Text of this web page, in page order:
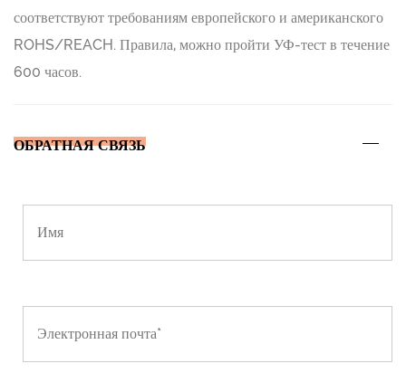
соответствуют требованиям европейского и американского
ROHS/REACH. Правила, можно пройти УФ-тест в течение
600 часов.
ОБРАТНАЯ СВЯЗЬ